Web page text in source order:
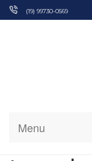
Pular
(19) 99730-0569
Menu